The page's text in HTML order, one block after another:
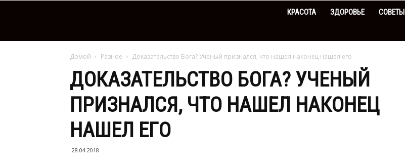
КРАСОТА ЗДОРОВЬЕ СОВЕТЫ
Домой Разное Доказательство Бога? Ученый признался, что нашел наконец нашел его
ДОКАЗАТЕЛЬСТВО БОГА? УЧЕНЫЙ
ПРИЗНАЛСЯ, ЧТО НАШЕЛ НАКОНЕЦ
НАШЕЛ ЕГО
28.04.2018